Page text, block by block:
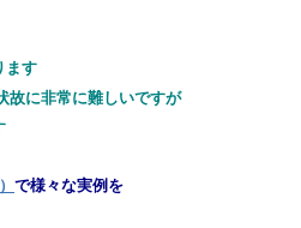
ます
故に非常に難しいですが
で様々な実例を